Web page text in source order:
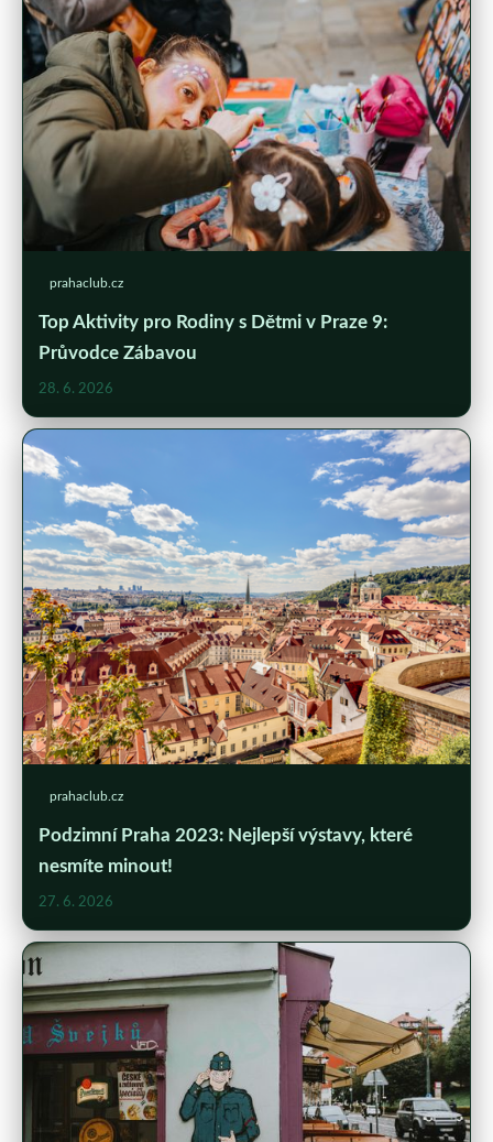
prahaclub.cz
Top Aktivity pro Rodiny s Dětmi v Praze 9:
Průvodce Zábavou
28. 6. 2026
prahaclub.cz
Podzimní Praha 2023: Nejlepší výstavy, které
nesmíte minout!
27. 6. 2026